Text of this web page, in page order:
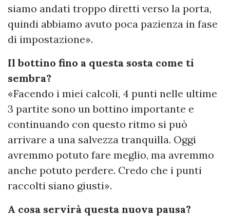
siamo andati troppo diretti verso la porta,
quindi abbiamo avuto poca pazienza in fase
di impostazione».
Il bottino fino a questa sosta come ti
sembra?
«Facendo i miei calcoli, 4 punti nelle ultime
3 partite sono un bottino importante e
continuando con questo ritmo si può
arrivare a una salvezza tranquilla. Oggi
avremmo potuto fare meglio, ma avremmo
anche potuto perdere. Credo che i punti
raccolti siano giusti».
A cosa servirà questa nuova pausa?